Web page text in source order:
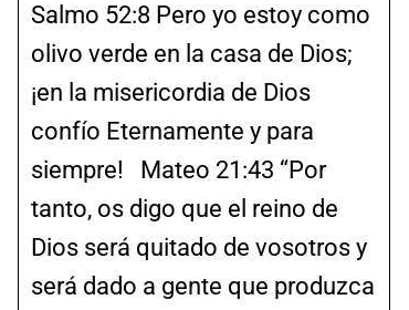
Salmo 52:8 Pero yo estoy como
olivo verde en la casa de Dios;
¡en la misericordia de Dios
confío Eternamente y para
siempre! Mateo 21:43 “Por
tanto, os digo que el reino de
Dios será quitado de vosotros y
será dado a gente que produzca